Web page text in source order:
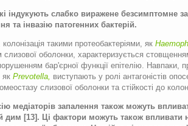
індукують слабко виражене
та інвазію патогенних бактерій.
такими протеобактеріями, як
слизової оболонки, характеризується
порушенням бар'єрної функції епітелію.
як Prevotella, виступають у ролі антагоністів
слизової оболонки та стійкості до
медіаторів запалення також можуть
дим [13]. Ці фактори можуть також впливати